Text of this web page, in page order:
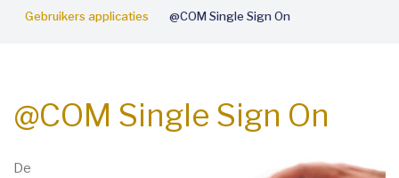
Gebruikers applicaties @COM Single Sign On
@COM Single Sign On
De